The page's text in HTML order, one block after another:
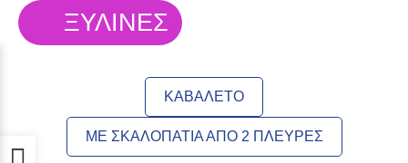
ΞΥΛΙΝΕΣ
ΚΑΒΑΛΕΤΟ
ΜΕ ΣΚΑΛΟΠΑΤΙΑ ΑΠΟ 2 ΠΛΕΥΡΕΣ
Προσβασιμότητα